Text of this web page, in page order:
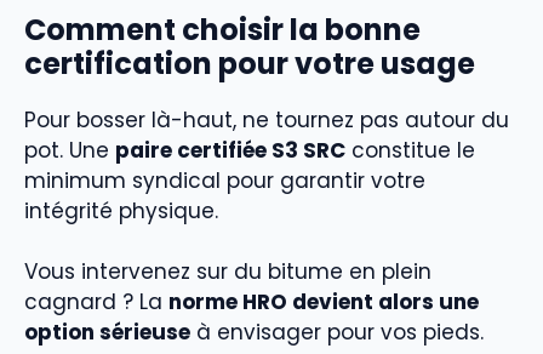
Comment choisir la bonne
certification pour votre usage
Pour bosser là-haut, ne tournez pas autour du
pot. Une paire certifiée S3 SRC constitue le
minimum syndical pour garantir votre
intégrité physique.
Vous intervenez sur du bitume en plein
cagnard ? La norme HRO devient alors une
option sérieuse à envisager pour vos pieds.